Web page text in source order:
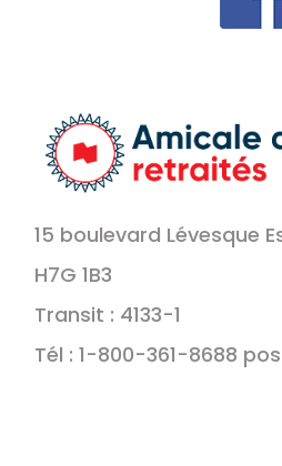
15 boulevard Lévesque
H7G 1B3
Transit : 4133-1
Tél : 1-800-361-8688